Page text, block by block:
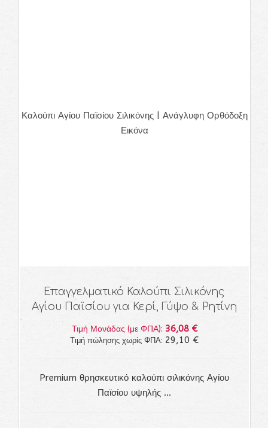
Καλούπι Αγίου Παϊσίου Σιλικόνης | Ανάγλυφη Ορθόδοξη
Εικόνα
Επαγγελματικό Καλούπι Σιλικόνης
Αγίου Παϊσίου για Κερί, Γύψο & Ρητίνη
Τιμή Μονάδας (με ΦΠΑ): 36,08 €
Τιμή πώλησης χωρίς ΦΠΑ: 29,10 €
Premium θρησκευτικό καλούπι σιλικόνης Αγίου
Παϊσίου υψηλής ...